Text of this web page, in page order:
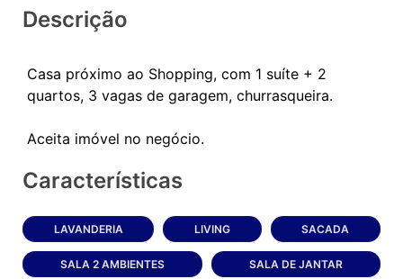
Descrição
Casa próximo ao Shopping, com 1 suíte + 2
quartos, 3 vagas de garagem, churrasqueira.
Características
LAVANDERIA LIVING SACADA
SALA 2 AMBIENTES SALA DE JANTAR